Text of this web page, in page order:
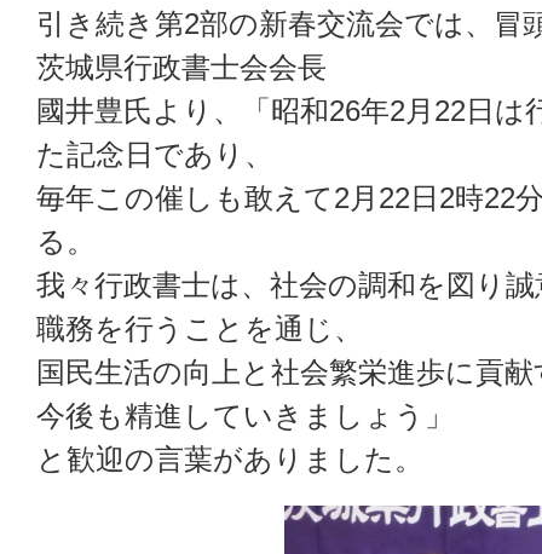
引き続き第2部の新春交流会では、冒
茨城県行政書士会会長
國井豊氏より、「昭和26年2月22日は
た記念日であり、
毎年この催しも敢えて2月22日2時22
る。
我々行政書士は、社会の調和を図り
職務を行うことを通じ、
国民生活の向上と社会繁栄進歩に貢
今後も精進していきましょう」
と歓迎の言葉がありました。